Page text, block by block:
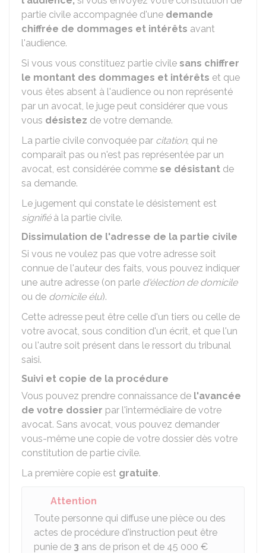
partie civile accompagnée d'une demande
chiffrée de dommages et intérêts avant
l'audience.
Si vous vous constituez partie civile sans chiffrer
le montant des dommages et intérêts et que
vous êtes absent à l'audience ou non représenté
par un avocat, le juge peut considérer que vous
vous désistez de votre demande.
La partie civile convoquée par citation, qui ne
comparaît pas ou n'est pas représentée par un
avocat, est considérée comme se désistant de
sa demande.
Le jugement qui constate le désistement est
signifiéà la partie civile.
Dissimulation de l'adresse de la partie civile
Si vous ne voulez pas que votre adresse soit
connue de l'auteur des faits, vous pouvez indiquer
une autre adresse (on parle d'élection de domicile
ou de domicile élu).
Cette adresse peut être celle d'un tiers ou celle de
votre avocat, sous condition d'un écrit, et que l'un
ou l'autre soit présent dans le ressort du tribunal
saisi.
Suivi et copie de la procédure
Vous pouvez prendre connaissance de l'avancée
de votre dossier par l'intermédiaire de votre
avocat. Sans avocat, vous pouvez demander
vous-même une copie de votre dossier dès votre
constitution de partie civile.
La première copie est gratuite.
Attention
Toute personne qui diffuse une pièce ou des
actes de procédure d'instruction peut être
punie de 3 ans de prison et de 45 000 €